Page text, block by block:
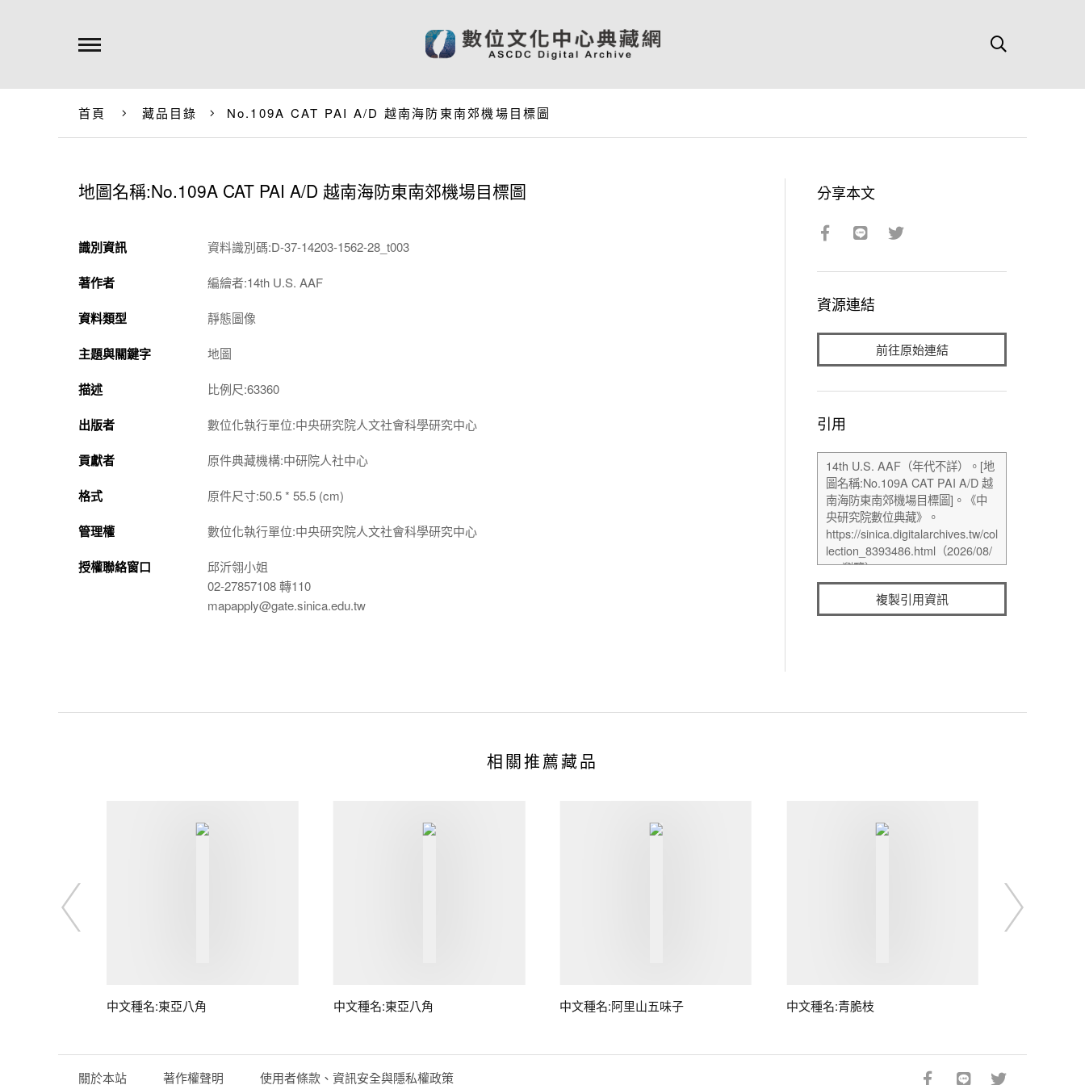
首頁 藏品目錄 No.109A CAT PAI A/D 越南海防東南郊機場目標圖
地圖名稱:No.109A CAT PAI A/D 越南海防東南郊機場目標圖
識別資訊 資料識別碼:D-37-14203-1562-28_t003
著作者 編繪者:14th U.S. AAF
資料類型 靜態圖像
主題與關鍵字 地圖
描述 比例尺:63360
出版者 數位化執行單位:中央研究院人文社會科學研究中心
貢獻者 原件典藏機構:中研院人社中心
格式 原件尺寸:50.5 * 55.5 (cm)
管理權 數位化執行單位:中央研究院人文社會科學研究中心
授權聯絡窗口
邱沂翎小姐
02-27857108 轉110
mapapply@gate.sinica.edu.tw
分享本文
資源連結
前往原始連結
引用
複製引用資訊
相關推薦藏品
中文種名:東亞八角 中文種名:東亞八角 中文種名:阿里山五味子 中文種名:青脆枝
關於本站 著作權聲明 使用者條款、資訊安全與隱私權政策